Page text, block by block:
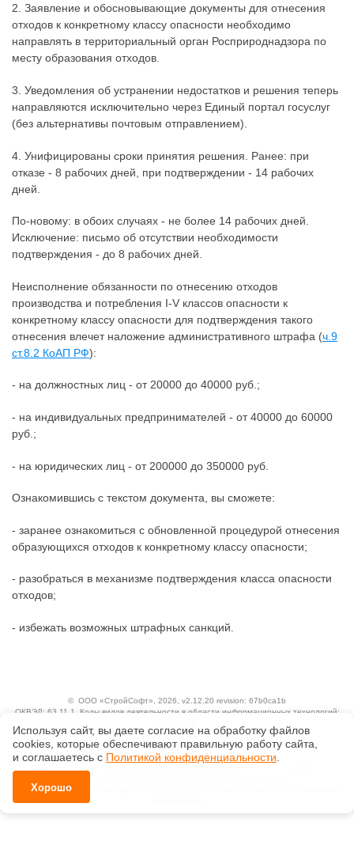
2. Заявление и обосновывающие документы для отнесения
отходов к конкретному классу опасности необходимо
направлять в территориальный орган Росприроднадзора по
месту образования отходов.
3. Уведомления об устранении недостатков и решения теперь
направляются исключительно через Единый портал госуслуг
(без альтернативы почтовым отправлением).
4. Унифицированы сроки принятия решения. Ранее: при
отказе - 8 рабочих дней, при подтверждении - 14 рабочих
дней.
По-новому: в обоих случаях - не более 14 рабочих дней.
Исключение: письмо об отсутствии необходимости
подтверждения - до 8 рабочих дней.
Неисполнение обязанности по отнесению отходов
производства и потребления I-V классов опасности к
конкретному классу опасности для подтверждения такого
отнесения влечет наложение административного штрафа (ч.9
ст.8.2 КоАП РФ):
- на должностных лиц - от 20000 до 40000 руб.;
- на индивидуальных предпринимателей - от 40000 до 60000
руб.;
- на юридических лиц - от 200000 до 350000 руб.
Ознакомившись с текстом документа, вы сможете:
- заранее ознакомиться с обновленной процедурой отнесения
образующихся отходов к конкретному классу опасности;
- разобраться в механизме подтверждения класса опасности
отходов;
- избежать возможных штрафных санкций.
© ООО «СтройСофт» , 2026, v2.12.20 revision: 67b0ca1b
ОКВЭД: 63.11.1, Коды видов деятельности в области информационных технологий:
Ценовая политика
Технологии
Справка о регистрации продуктов АО «Кодекс» в Реестре российского программного
Используя сайт, вы даете согласие на обработку файлов
сооkiеs, которые обеспечивают правильную работу сайта,
и соглашаетесь с Политикой конфиденциальности
Хорошо